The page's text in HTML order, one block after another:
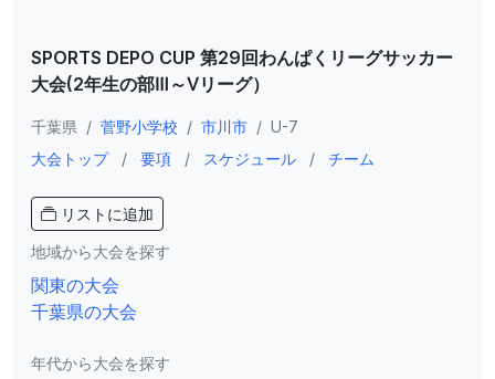
SPORTS DEPO CUP 第29回わんぱくリーグサッカー
大会(2年生の部Ⅲ～Ⅴリーグ）
千葉県 / 菅野小学校 / 市川市 / U-7
大会トップ
/ 要項 / スケジュール / チーム
リストに追加
地域から大会を探す
関東の大会
千葉県の大会
年代から大会を探す